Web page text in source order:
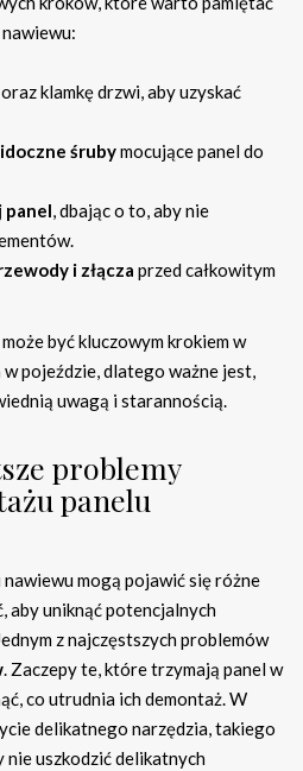
oraz klamkę drzwi, aby uzyskać
śrubymocujące panel do
panel, dbając o to, aby nie
i złącza przed całkowitym
być kluczowym krokiem w
pojeździe, dlatego ważne jest,
uwagą i starannością.
problemy
panelu
mogą pojawić się różne
aby uniknąć potencjalnych
z najczęstszych problemów
. Zaczepy te, które trzymają panel w
co utrudnia ich demontaż. W
delikatnego narzędzia, takiego
nie uszkodzić delikatnych